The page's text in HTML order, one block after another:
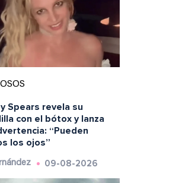
Spears revela su
con el bótox y lanza
“Pueden
los ojos”
09-08-2026